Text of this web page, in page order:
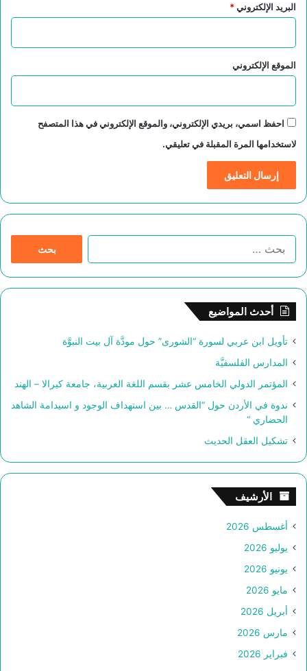
البريد الإلكتروني*
الموقع الإلكتروني
احفظ اسمي، بريدي الإلكتروني، والموقع الإلكتروني في هذا المتصفح
لاستخدامها المرة المقبلة في تعليقي.
ح
:
أحدث المواضيع
تأويل ابن عربي لسورة “الشورى” حول مودَّة آل بيت النبوَّة
المدارس الفلسفيَّة
المؤتمر الدولي الخامس عشر بقسم اللغة العربية، جامعة كيرالا – الهند
ندوة في الأردن حول “القدس … بين استهداف الوجود و اسيدامة الشاهد
الحضاري “
تشكيل العقل الحديث
الأرشيف
أغسطس 2026
يوليو 2026
يونيو 2026
مايو 2026
أبريل 2026
مارس 2026
فبراير 2026